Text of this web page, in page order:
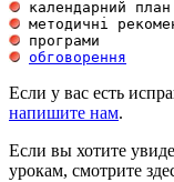
обговорення
Если у вас есть
напишите нам.
Если вы хотите
урокам, смотрите